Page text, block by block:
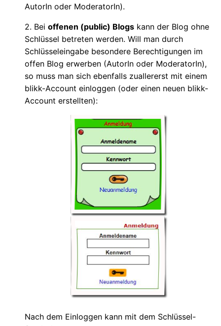
AutorIn oder ModeratorIn).
2. Bei offenen (public) Blogs kann der Blog ohne
Schlüssel betreten werden. Will man durch
Schlüsseleingabe besondere Berechtigungen im
offen Blog erwerben (AutorIn oder ModeratorIn),
so muss man sich ebenfalls zuallererst mit einem
blikk-Account einloggen (oder einen neuen blikk-
Account erstellten):
Nach dem Einloggen kann mit dem Schlüssel-